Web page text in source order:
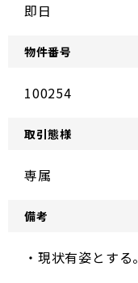
即日
物件番号
100254
取引態様
専属
備考
・現状有姿とする。